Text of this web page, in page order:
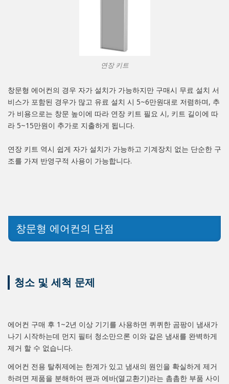
연장 키트
창문형 에어컨의 경우 자가 설치가 가능하지만 구매시 무료 설치 서
비스가 포함된 경우가 많고 유료 설치 시 5~6만원대로 저렴하며, 추
가 비용으로는 창문 높이에 따라 연장 키트 필요 시, 키트 길이에 따
라 5~15만원이 추가로 지출하게 됩니다.
연장 키트 역시 쉽게 자가 설치가 가능하고 기계장치 없는 단순한 구
조를 가져 반영구적 사용이 가능합니다.
창문형 에어컨의 단점
청소 및 세척 문제
에어컨 구매 후 1~2년 이상 기기를 사용하면 퀴퀴한 곰팡이 냄새가
나기 시작하는데 먼지 필터 청소만으론 이와 같은 냄새를 완벽하게
제거 할 수 없습니다.
에어컨 전용 탈취제에는 한계가 있고 냄새의 원인을 확실하게 제거
하려면 제품을 분해하여 팬과 에바(열교환기)라는 촘촘한 부품 사이